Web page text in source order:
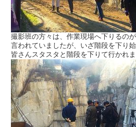
撮影班の方々は、作業現場へ下りるの
言われていましたが、いざ階段を下り始
皆さんスタスタと階段を下りて行かれま